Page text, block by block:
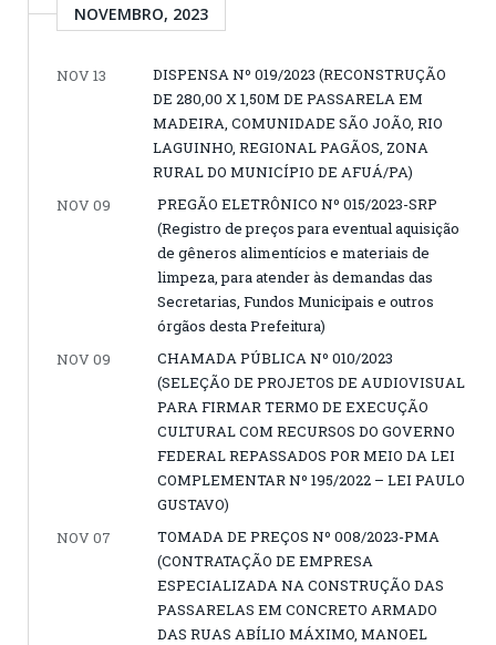
NOVEMBRO, 2023
NOV 13
DISPENSA Nº 019/2023 (RECONSTRUÇÃO
DE 280,00 X 1,50M DE PASSARELA EM
MADEIRA, COMUNIDADE SÃO JOÃO, RIO
LAGUINHO, REGIONAL PAGÃOS, ZONA
RURAL DO MUNICÍPIO DE AFUÁ/PA)
NOV 09
PREGÃO ELETRÔNICO Nº 015/2023-SRP
(Registro de preços para eventual aquisição
de gêneros alimentícios e materiais de
limpeza, para atender às demandas das
Secretarias, Fundos Municipais e outros
órgãos desta Prefeitura)
NOV 09
CHAMADA PÚBLICA Nº 010/2023
(SELEÇÃO DE PROJETOS DE AUDIOVISUAL
PARA FIRMAR TERMO DE EXECUÇÃO
CULTURAL COM RECURSOS DO GOVERNO
FEDERAL REPASSADOS POR MEIO DA LEI
COMPLEMENTAR Nº 195/2022 – LEI PAULO
GUSTAVO)
NOV 07
TOMADA DE PREÇOS Nº 008/2023-PMA
(CONTRATAÇÃO DE EMPRESA
ESPECIALIZADA NA CONSTRUÇÃO DAS
PASSARELAS EM CONCRETO ARMADO
DAS RUAS ABÍLIO MÁXIMO, MANOEL